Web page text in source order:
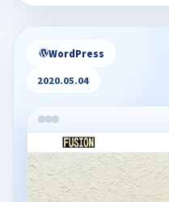
WordPress
2020.05.04